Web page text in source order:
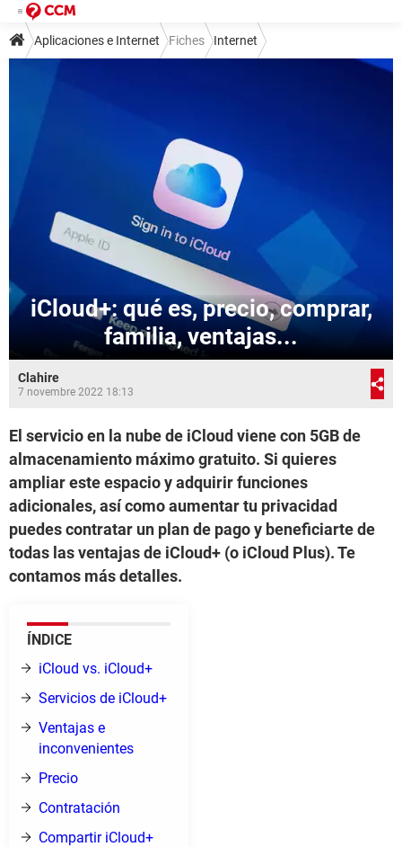
Aplicaciones e Internet Fiches Internet
iCloud+: qué es, precio, comprar,
familia, ventajas...
Clahire
7 novembre 2022 18:13
El servicio en la nube de iCloud viene con 5GB de
almacenamiento máximo gratuito. Si quieres
ampliar este espacio y adquirir funciones
adicionales, así como aumentar tu privacidad
puedes contratar un plan de pago y beneficiarte de
todas las ventajas de iCloud+ (o iCloud Plus). Te
contamos más detalles.
ÍNDICE
iCloud vs. iCloud+
Servicios de iCloud+
Ventajas e
inconvenientes
Precio
Contratación
Compartir iCloud+